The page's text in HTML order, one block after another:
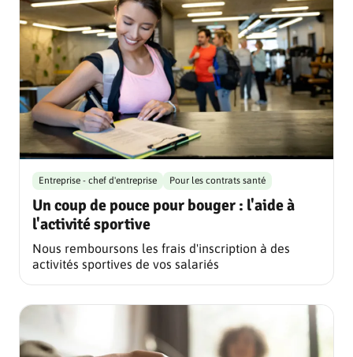
Un coup de pouce pour bouger : l'aide à
l'activité sportive
Entreprise - chef d'entreprise Pour les contrats santé
Nous remboursons les frais d'inscription à des
activités sportives de vos salariés